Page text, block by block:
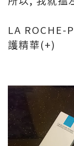
LA ROCHE-
護精華(+)